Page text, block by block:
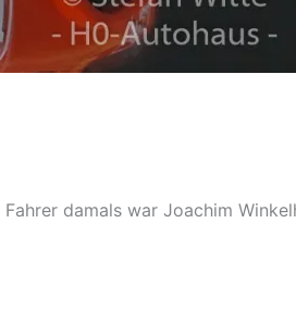
damals war Joachim